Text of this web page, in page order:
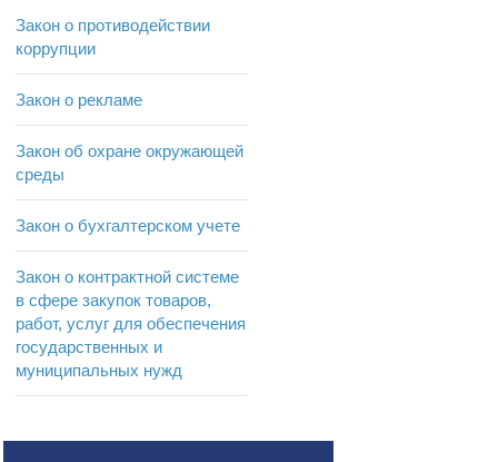
Закон о противодействии
коррупции
Закон о рекламе
Закон об охране окружающей
среды
Закон о бухгалтерском учете
Закон о контрактной системе
в сфере закупок товаров,
работ, услуг для обеспечения
государственных и
муниципальных нужд